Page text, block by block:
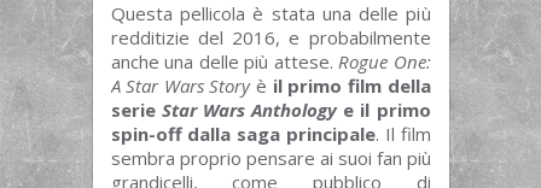
Questa pellicola è stata una delle più
redditizie del 2016, e probabilmente
anche una delle più attese. Rogue One:
A Star Wars Storyè il primo film della
serie Star Wars Anthologye il primo
spin-off dalla saga principale. Il film
sembra proprio pensare ai suoi fan più
grandicelli, come pubblico di